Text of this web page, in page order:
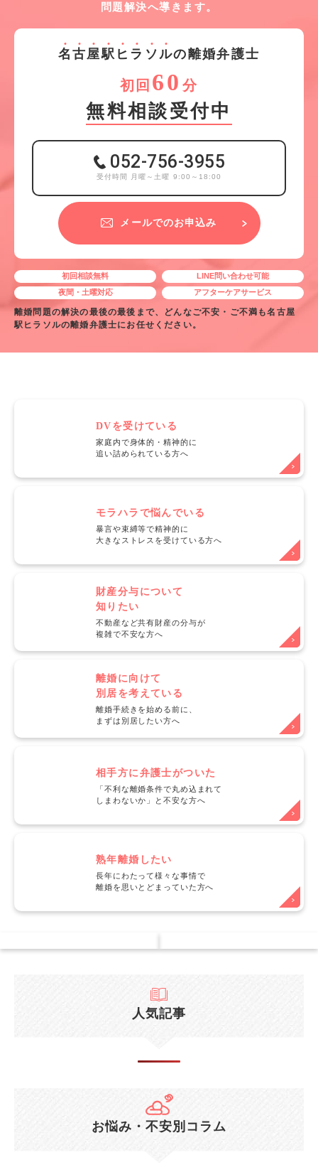
問題解決へ導きます。
名 古屋駅 ヒ ラ ソルの離婚弁護士
初回 60 分
無料相談受付中
052-756-3955
受付時間 月曜～土曜 9:00～18:00
メールでのお申込み
初回相談無料
LINE問い合わせ可能
夜間・土曜対応
アフターケアサービス
離婚問題の解決の最後の最後まで、どんなご不安・ご不満も名古屋
駅ヒラソルの離婚弁護士にお任せください。
DVを受けている
家庭内で身体的・精神的に
追い詰められている方へ
モラハラで悩んでいる
暴言や束縛等で精神的に
大きなストレスを受けている方へ
財産分与について
知りたい
不動産など共有財産の分与が
複雑で不安な方へ
離婚に向けて
別居を考えている
離婚手続きを始める前に、
まずは別居したい方へ
相手方に弁護士がついた
「不利な離婚条件で丸め込まれて
しまわないか」と不安な方へ
熟年離婚したい
長年にわたって様々な事情で
離婚を思いとどまっていた方へ
人気記事
お悩み・不安別コラム